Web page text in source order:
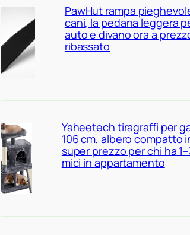
PawHut rampa
cani, la pedana leggera
auto e divano ora a
ribassato
Yaheetech tiragraffi per
106 cm, albero compatto
super prezzo per chi ha
mici in appartamento